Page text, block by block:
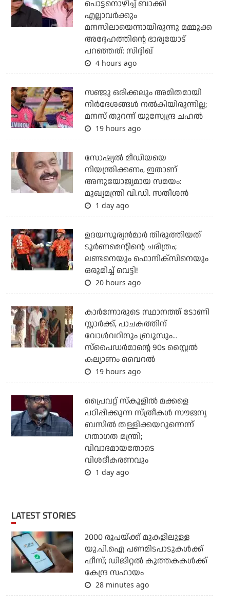
പൊട്ടനൊഴിച്ച് ബാക്കി
എല്ലാവര്‍ക്കും
മനസിലായെന്നായിരുന്നു മമ്മൂക്ക
അദ്ദേഹത്തിന്റെ ഭാര്യയോട്
പറഞ്ഞത്: സിദ്ദിഖ്
4 hours ago
സഞ്ജു ഒരിക്കലും അമിതമായി
നിര്‍ദേശങ്ങള്‍ നല്‍കിയിരുന്നില്ല;
മനസ് തുറന്ന് യുസ്വേന്ദ്ര ചഹല്‍
19 hours ago
സോഷ്യല്‍ മീഡിയയെ
നിയന്ത്രിക്കണം, ഇതാണ്
അനുയോജ്യമായ സമയം:
മുഖ്യമന്ത്രി വി.ഡി. സതീശന്‍
1 day ago
ഉദയസൂര്യന്‍മാര്‍ തിരുത്തിയത്
ടൂര്‍ണമെന്റിന്റെ ചരിത്രം;
ലണ്ടനെയും ഫൊനിക്‌സിനെയും
ഒരുമിച്ച് വെട്ടി!
20 hours ago
കാര്‍ന്നോരുടെ സ്ഥാനത്ത് ടോണി
സ്റ്റാര്‍ക്ക്, പാചകത്തിന്
വോള്‍വറിനും ബ്രൂസും...
സ്‌പൈഡര്‍മാന്റെ 90s സ്റ്റൈല്‍
കല്യാണം വൈറല്‍
19 hours ago
പ്രൈവറ്റ് സ്‌കൂളില്‍ മക്കളെ
പഠിപ്പിക്കുന്ന സ്ത്രീകള്‍ സൗജന്യ
ബസില്‍ തള്ളിക്കയറുന്നെന്ന്
ഗതാഗത മന്ത്രി;
വിവാദമായതോടെ
വിശദീകരണവും
1 day ago
LATEST STORIES
2000 രൂപയ്ക്ക് മുകളിലുള്ള
യു.പി.ഐ പണമിടപാടുകള്‍ക്ക്
ഫീസ്; ഡിജിറ്റല്‍ കുത്തകകള്‍ക്ക്
കേന്ദ്ര സഹായം
28 minutes ago